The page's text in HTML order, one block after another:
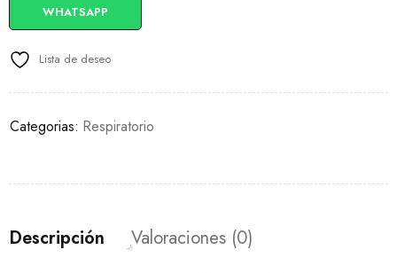
WHATSAPP
Lista de deseo
Categorias: Respiratorio
Descripción Valoraciones (0)